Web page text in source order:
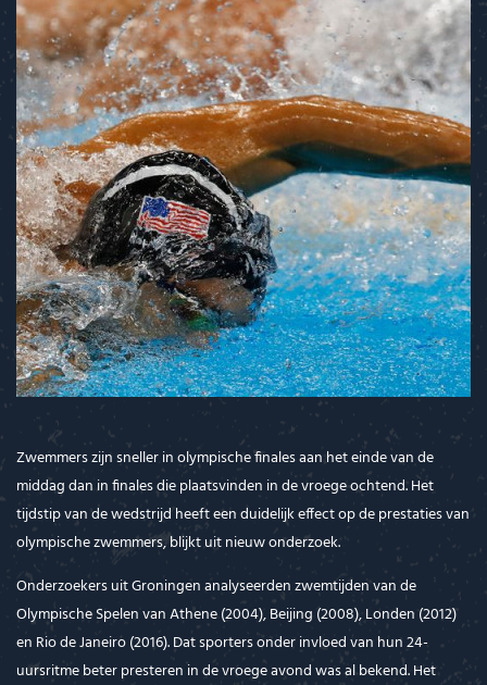
Zwemmers zijn sneller in olympische finales aan het einde van de
middag dan in finales die plaatsvinden in de vroege ochtend. Het
tijdstip van de wedstrijd heeft een duidelijk effect op de prestaties van
olympische zwemmers, blijkt uit nieuw onderzoek.
Onderzoekers uit Groningen analyseerden zwemtijden van de
Olympische Spelen van Athene (2004), Beijing (2008), Londen (2012)
en Rio de Janeiro (2016). Dat sporters onder invloed van hun 24-
uursritme beter presteren in de vroege avond was al bekend. Het